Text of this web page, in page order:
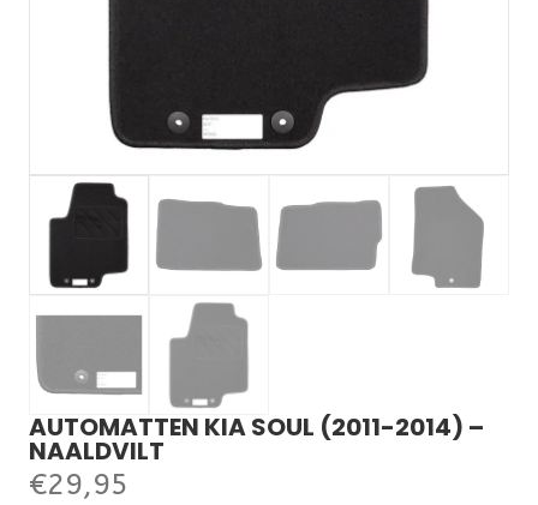
AUTOMATTEN KIA SOUL (2011-2014) –
NAALDVILT
€29,95